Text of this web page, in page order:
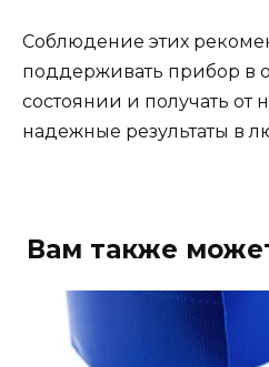
Соблюдение этих
поддерживать прибор в
состоянии и получать от
надежные результаты в
Вам также